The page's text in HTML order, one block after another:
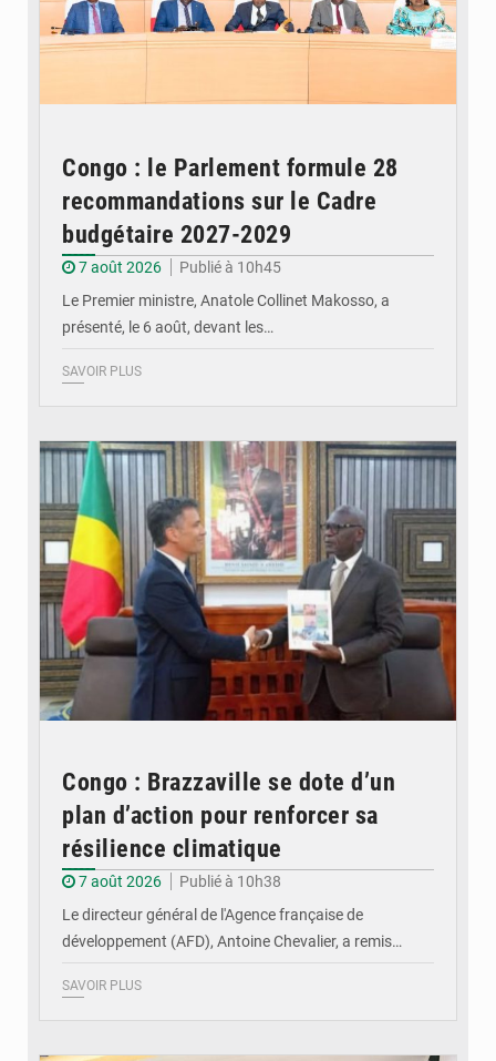
Congo : le Parlement formule 28
recommandations sur le Cadre
budgétaire 2027-2029
7 août 2026
Publié à 10h45
Le Premier ministre, Anatole Collinet Makosso, a
présenté, le 6 août, devant les…
SAVOIR PLUS
Congo : Brazzaville se dote d’un
plan d’action pour renforcer sa
résilience climatique
7 août 2026
Publié à 10h38
Le directeur général de l'Agence française de
développement (AFD), Antoine Chevalier, a remis…
SAVOIR PLUS